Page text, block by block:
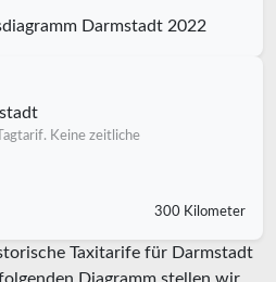
Darmstadt 2022
Keine zeitliche
300 Kilometer
Taxitarife für Darmstadt